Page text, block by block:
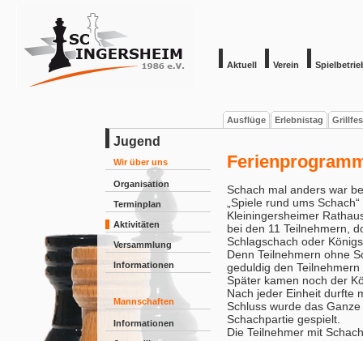
Aktuell Verein
Ausflüge Erlebnistag
Jugend
Wir über uns
Organisation
Terminplan
Aktivitäten
Versammlung
Informationen
Mannschaften
Informationen
Schach mal anders war
„Spiele rund ums
Kleiningersheimer
bei den 11 Teilnehmern,
Schlagschach oder
Denn Teilnehmern ohne
geduldig den
Später kamen noch der
Nach jeder Einheit durfte
Schluss wurde das
Schachpartie gespielt.
Die Teilnehmer mit